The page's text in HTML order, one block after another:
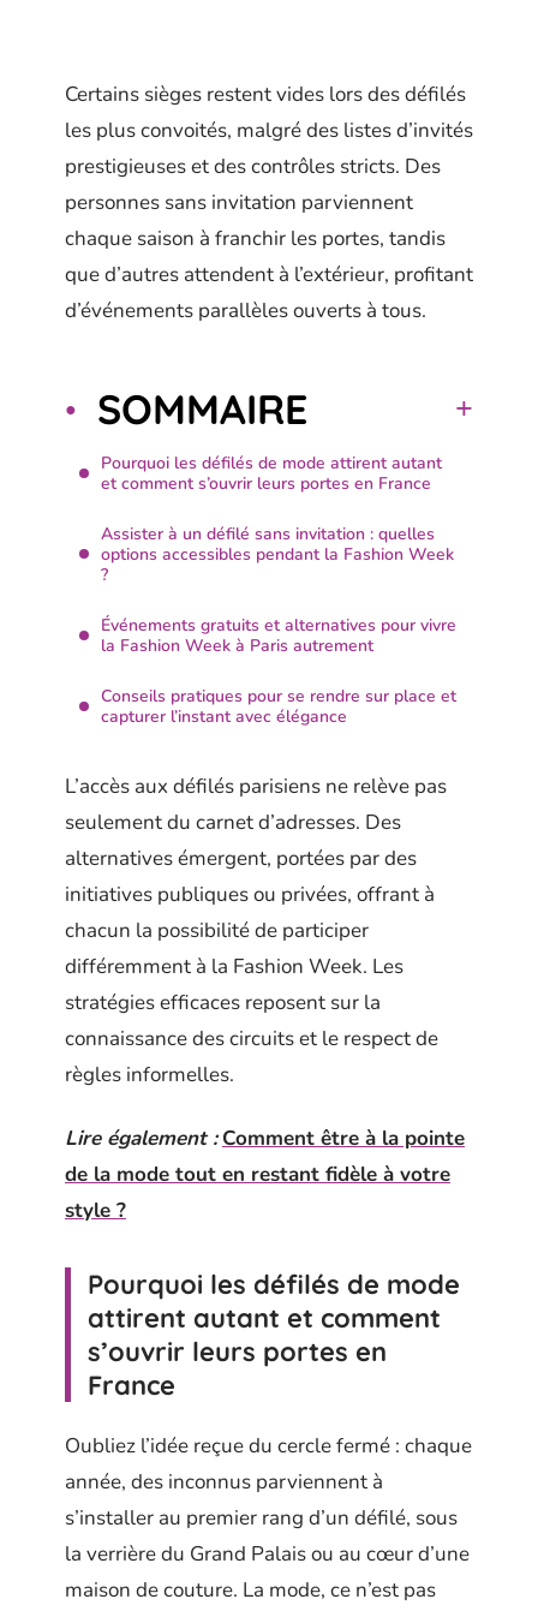
Certains sièges restent vides lors des défilés
les plus convoités, malgré des listes d’invités
prestigieuses et des contrôles stricts. Des
personnes sans invitation parviennent
chaque saison à franchir les portes, tandis
que d’autres attendent à l’extérieur, profitant
d’événements parallèles ouverts à tous.
SOMMAIRE
Pourquoi les défilés de mode attirent autant
et comment s’ouvrir leurs portes en France
Assister à un défilé sans invitation : quelles
options accessibles pendant la Fashion Week
?
Événements gratuits et alternatives pour vivre
la Fashion Week à Paris autrement
Conseils pratiques pour se rendre sur place et
capturer l’instant avec élégance
L’accès aux défilés parisiens ne relève pas
seulement du carnet d’adresses. Des
alternatives émergent, portées par des
initiatives publiques ou privées, offrant à
chacun la possibilité de participer
différemment à la Fashion Week. Les
stratégies efficaces reposent sur la
connaissance des circuits et le respect de
règles informelles.
Lire également : Comment être à la pointe
de la mode tout en restant fidèle à votre
style ?
Pourquoi les défilés de mode
attirent autant et comment
s’ouvrir leurs portes en
France
Oubliez l’idée reçue du cercle fermé : chaque
année, des inconnus parviennent à
s’installer au premier rang d’un défilé, sous
la verrière du Grand Palais ou au cœur d’une
maison de couture. La mode, ce n’est pas